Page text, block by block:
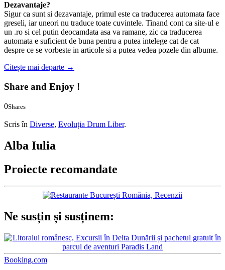
Dezavantaje?
Sigur ca sunt si dezavantaje, primul este ca traducerea automata face
greseli, iar uneori nu traduce toate cuvintele. Tinand cont ca site-ul e
un .ro si cel putin deocamdata asa va ramane, zic ca traducerea
automata e suficient de buna pentru a putea intelege cat de cat
despre ce se vorbeste in articole si a putea vedea pozele din albume.
Citește mai departe →
Share and Enjoy !
0Shares
Scris în Diverse, Evoluția Drum Liber.
Alba Iulia
Proiecte recomandate
Ne susțin și susținem:
Booking.com